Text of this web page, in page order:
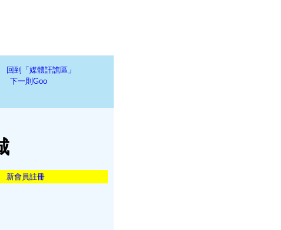
回到「媒體訐譙區」
下一則Goo
新會員註冊